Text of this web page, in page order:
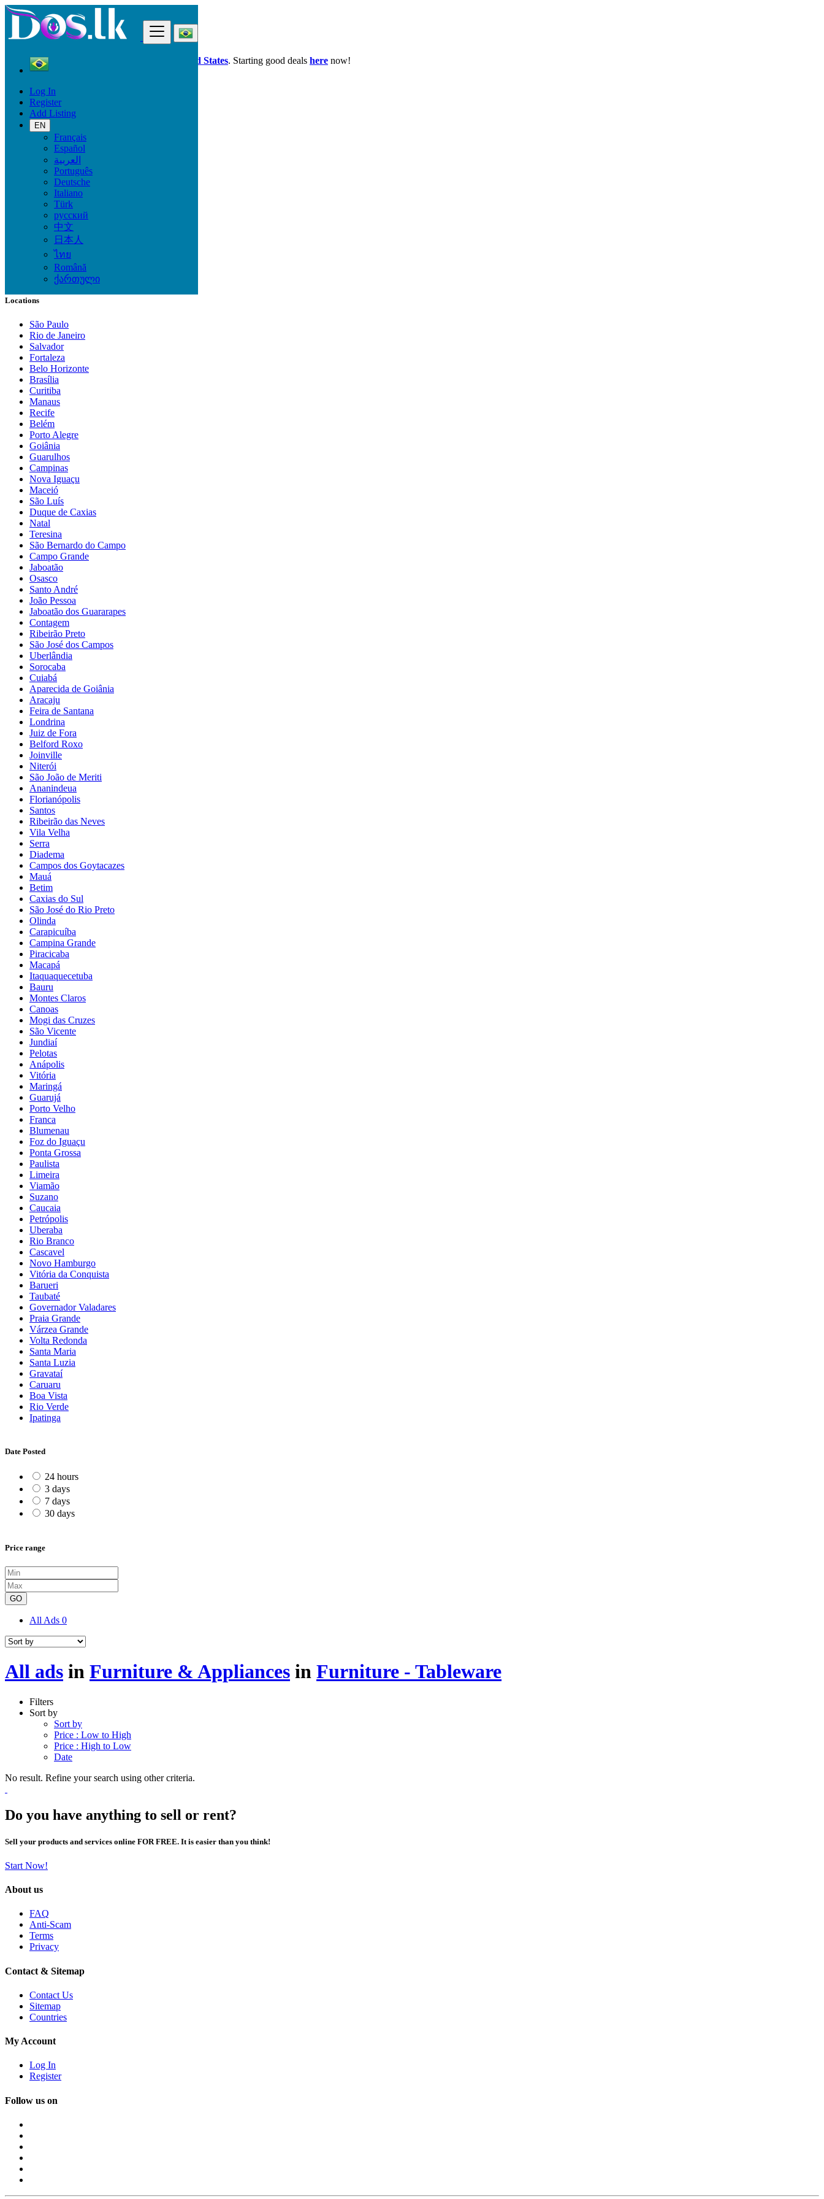
Log In
Register
Add Listing
EN
Français
Español
العربية
Português
Deutsche
Italiano
Türk
русский
中文
日本人
ไทย
Română
ქართული
Dos.lk is also available in your country: United States. Starting good deals here now!
Brazil
Furniture & Appliances
Furniture - Tableware
Furniture & Appliances
Furniture - Tableware
Antiques - Art - Decoration
Appliances
Garden
Toys - Games - Figurines
Wine & Gourmet - Recipes
Locations
São Paulo
Rio de Janeiro
Salvador
Fortaleza
Belo Horizonte
Brasília
Curitiba
Manaus
Recife
Belém
Porto Alegre
Goiânia
Guarulhos
Campinas
Nova Iguaçu
Maceió
São Luís
Duque de Caxias
Natal
Teresina
São Bernardo do Campo
Campo Grande
Jaboatão
Osasco
Santo André
João Pessoa
Jaboatão dos Guararapes
Contagem
Ribeirão Preto
São José dos Campos
Uberlândia
Sorocaba
Cuiabá
Aparecida de Goiânia
Aracaju
Feira de Santana
Londrina
Juiz de Fora
Belford Roxo
Joinville
Niterói
São João de Meriti
Ananindeua
Florianópolis
Santos
Ribeirão das Neves
Vila Velha
Serra
Diadema
Campos dos Goytacazes
Mauá
Betim
Caxias do Sul
São José do Rio Preto
Olinda
Carapicuíba
Campina Grande
Piracicaba
Macapá
Itaquaquecetuba
Bauru
Montes Claros
Canoas
Mogi das Cruzes
São Vicente
Jundiaí
Pelotas
Anápolis
Vitória
Maringá
Guarujá
Porto Velho
Franca
Blumenau
Foz do Iguaçu
Ponta Grossa
Paulista
Limeira
Viamão
Suzano
Caucaia
Petrópolis
Uberaba
Rio Branco
Cascavel
Novo Hamburgo
Vitória da Conquista
Barueri
Taubaté
Governador Valadares
Praia Grande
Várzea Grande
Volta Redonda
Santa Maria
Santa Luzia
Gravataí
Caruaru
Boa Vista
Rio Verde
Ipatinga
Date Posted
24 hours
3 days
7 days
30 days
Price range
GO
All Ads 0
All ads in Furniture & Appliances in Furniture - Tableware
Filters
Sort by
Sort by
Price : Low to High
Price : High to Low
Date
No result. Refine your search using other criteria.
Do you have anything to sell or rent?
Sell your products and services online FOR FREE. It is easier than you think!
Start Now!
About us
FAQ
Anti-Scam
Terms
Privacy
Contact & Sitemap
Contact Us
Sitemap
Countries
My Account
Log In
Register
Follow us on